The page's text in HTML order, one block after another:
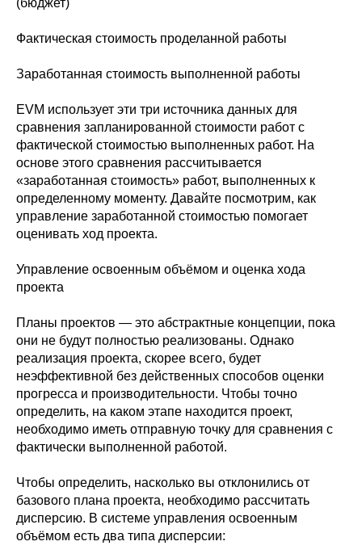
(бюджет)
Фактическая стоимость проделанной работы
Заработанная стоимость выполненной работы
EVM использует эти три источника данных для
сравнения запланированной стоимости работ с
фактической стоимостью выполненных работ. На
основе этого сравнения рассчитывается
«заработанная стоимость» работ, выполненных к
определенному моменту. Давайте посмотрим, как
управление заработанной стоимостью помогает
оценивать ход проекта.
Управление освоенным объёмом и оценка хода
проекта
Планы проектов — это абстрактные концепции, пока
они не будут полностью реализованы. Однако
реализация проекта, скорее всего, будет
неэффективной без действенных способов оценки
прогресса и производительности. Чтобы точно
определить, на каком этапе находится проект,
необходимо иметь отправную точку для сравнения с
фактически выполненной работой.
Чтобы определить, насколько вы отклонились от
базового плана проекта, необходимо рассчитать
дисперсию. В системе управления освоенным
объёмом есть два типа дисперсии: